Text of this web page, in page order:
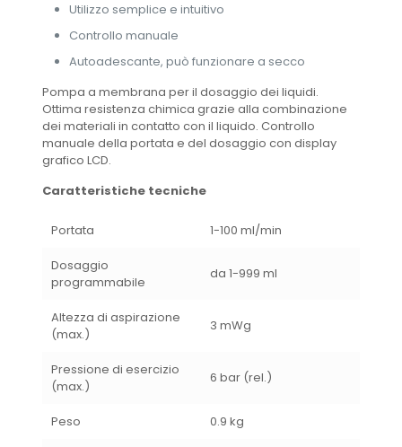
Utilizzo semplice e intuitivo
Controllo manuale
Autoadescante, può funzionare a secco
Pompa a membrana per il dosaggio dei liquidi.
Ottima resistenza chimica grazie alla combinazione
dei materiali in contatto con il liquido. Controllo
manuale della portata e del dosaggio con display
grafico LCD.
Caratteristiche tecniche
Portata 1-100 ml/min
Dosaggio
programmabile
da 1-999 ml
Altezza di aspirazione
(max.)
3 mWg
Pressione di esercizio
(max.)
6 bar (rel.)
Peso 0.9 kg